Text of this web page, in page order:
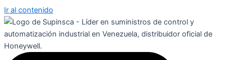
Ir al contenido